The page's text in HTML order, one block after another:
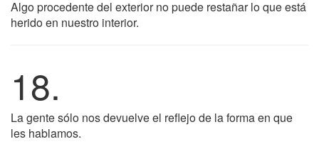
Algo procedente del exterior no puede restañar lo que está
herido en nuestro interior.
18.
La gente sólo nos devuelve el reflejo de la forma en que
les hablamos.